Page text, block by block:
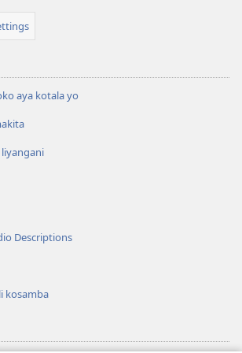
aya kotala yo
liyangani
Descriptions
kosamba